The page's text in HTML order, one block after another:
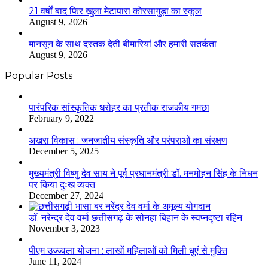
21 वर्षों बाद फिर खुला मेटापारा कोरसागुड़ा का स्कूल
August 9, 2026
मानसून के साथ दस्तक देती बीमारियां और हमारी सतर्कता
August 9, 2026
Popular Posts
​​​​​​​पारंपरिक सांस्कृतिक धरोहर का प्रतीक राजकीय गमछा
February 9, 2022
अखरा विकास : जनजातीय संस्कृति और परंपराओं का संरक्षण
December 5, 2025
मुख्यमंत्री विष्णु देव साय ने पूर्व प्रधानमंत्री डॉ. मनमोहन सिंह के निधन
पर किया दुःख व्यक्त
December 27, 2024
डॉ. नरेन्द्र देव वर्मा छत्तीसगढ़ के सोनहा बिहान के स्वप्नदृष्टा रहिन
November 3, 2023
पीएम उज्ज्वला योजना : लाखों महिलाओं को मिली धुएं से मुक्ति
June 11, 2024